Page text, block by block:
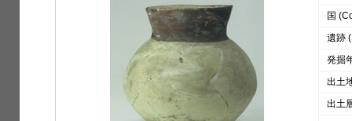
国
遺跡
発掘
出土
出土